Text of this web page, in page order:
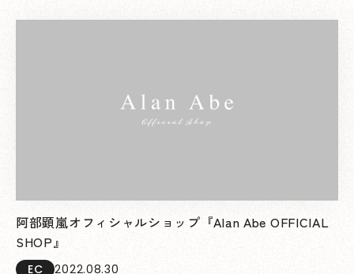
阿部顕嵐オフィシャルショップ『Alan Abe OFFICIAL
SHOP』
EC 2022.08.30